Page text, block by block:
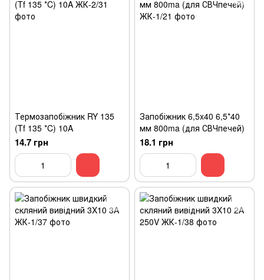
Термозапобіжник RY 135
(Tf 135 *C) 10A
14.7 грн
Запобіжник 6,5x40 6,5*40
мм 800ma (для СВЧпечей)
18.1 грн